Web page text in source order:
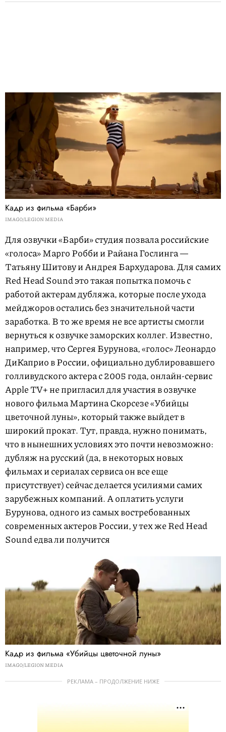
Кадр из фильма «Барби»
IMAGO/LEGION MEDIA
Для озвучки «Барби» студия позвала российские
«голоса» Марго Робби и Райана Гослинга —
Татьяну Шитову и Андрея Бархударова. Для самих
Red Head Sound это такая попытка помочь с
работой актерам дубляжа, которые после ухода
мейджоров остались без значительной части
заработка. В то же время не все артисты смогли
вернуться к озвучке заморских коллег. Известно,
например, что Сергея Бурунова, «голос» Леонардо
ДиКаприо в России, официально дублировавшего
голливудского актера с 2005 года, онлайн-сервис
Apple TV+ не пригласил для участия в озвучке
нового фильма Мартина Скорсезе «Убийцы
цветочной луны», который также выйдет в
широкий прокат. Тут, правда, нужно понимать,
что в нынешних условиях это почти невозможно:
дубляж на русский (да, в некоторых новых
фильмах и сериалах сервиса он все еще
присутствует) сейчас делается усилиями самих
зарубежных компаний. А оплатить услуги
Бурунова, одного из самых востребованных
современных актеров России, у тех же Red Head
Sound едва ли получится
Кадр из фильма «Убийцы цветочной луны»
IMAGO/LEGION MEDIA
РЕКЛАМА – ПРОДОЛЖЕНИЕ НИЖЕ